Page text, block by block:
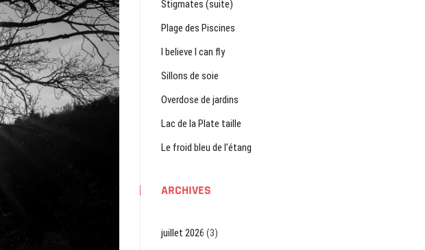
Stigmates (suite)
Plage des Piscines
I believe I can fly
Sillons de soie
Overdose de jardins
Lac de la Plate taille
Le froid bleu de l’étang
ARCHIVES
juillet 2026 (3)